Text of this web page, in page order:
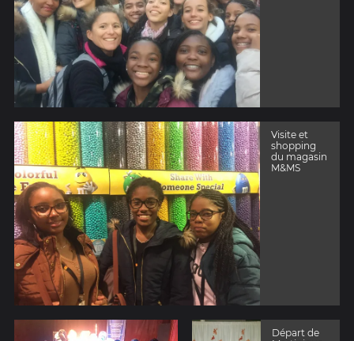
Visite et
shopping
du magasin
M&MS
Départ de